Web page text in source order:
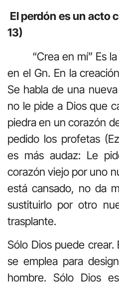
El perdón es un acto
13)
“Crea en mí” Es
en el Gn. En la
Se habla de una
no le pide a Dios que
piedra en un corazón
pedido los profetas
es más audaz: Le
corazón viejo por uno
está cansado, no da
sustituirlo por otro
trasplante.
Sólo Dios puede crear.
se emplea para
hombre. Sólo Dios